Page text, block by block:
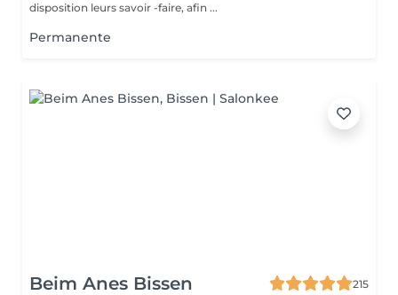
disposition leurs savoir -faire, afin ...
Permanente
Beim Anes Bissen
215